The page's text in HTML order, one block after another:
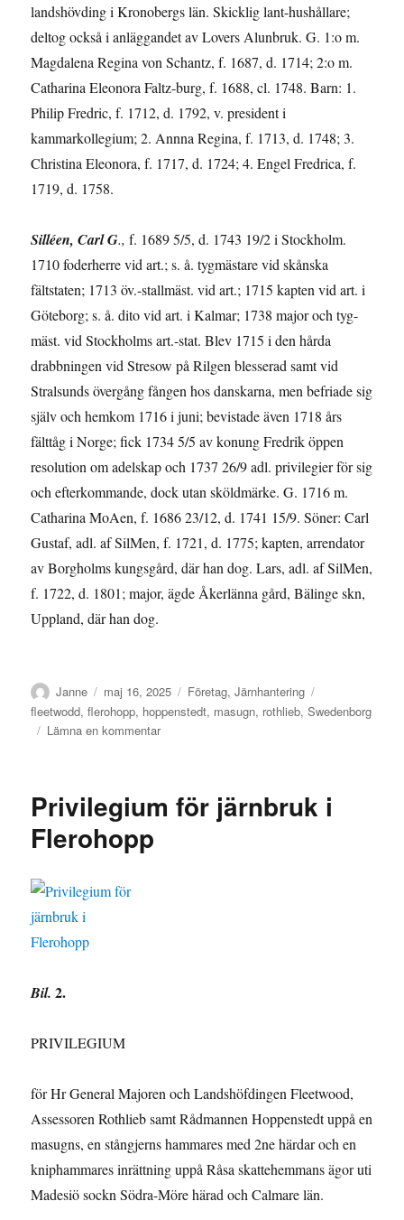
landshövding i Kronobergs län. Skicklig lant-hushållare;
deltog också i anläggandet av Lovers Alunbruk. G. 1:o m.
Magda­lena Regina von Schantz, f. 1687, d. 1714; 2:o m.
Catharina Eleonora Faltz-burg, f. 1688, cl. 1748. Barn: 1.
Philip Fredric, f. 1712, d. 1792, v. president i
kammarkollegium; 2. Annna Regina, f. 1713, d. 1748; 3.
Christina Eleonora, f. 1717, d. 1724; 4. Engel Fredrica, f.
1719, d. 1758.
Silléen, Carl G.,f. 1689 5/5, d. 1743 19/2 i Stockholm.
1710 foderherre vid art.; s. å. tygmästare vid skånska
fältstaten; 1713 öv.-stallmäst. vid art.; 1715 kapten vid art. i
Göteborg; s. å. dito vid art. i Kalmar; 1738 major och tyg-
mäst. vid Stockholms art.-stat. Blev 1715 i den hårda
drabbningen vid Stresow på Rilgen blesserad samt vid
Stralsunds övergång fången hos danskarna, men befriade sig
själv och hemkom 1716 i juni; bevistade även 1718 års
fälttåg i Norge; fick 1734 5/5 av konung Fredrik öppen
resolution om adelskap och 1737 26/9 adl. privilegier för sig
och efterkommande, dock utan sköldmärke. G. 1716 m.
Catharina MoAen, f. 1686 23/12, d. 1741 15/9. Söner: Carl
Gustaf, adl. af SilMen, f. 1721, d. 1775; kapten, arrendator
av Borgholms kungsgård, där han dog. Lars, adl. af SilMen,
f. 1722, d. 1801; major, ägde Åkerlänna gård, Bälinge skn,
Uppland, där han dog.
Författare
Janne
Publicerat
den
maj 16, 2025 Kategorier
Företag,Järnhantering
fleetwodd,flerohopp, hoppenstedt, masugn, rothlieb,Swedenborg
Lämna en kommentartill
Privilegium för järnbruk i
Flerohopp
Bil.2.
PRIVILEGIUM
för Hr General Majoren och Landshöfdingen Fleetwood,
Assessoren Rothlieb samt Rådmannen Hoppenstedt uppå en
masugns, en stångjerns hammares med 2ne härdar och en
kniphammares inrättning uppå Råsa skattehemmans ägor uti
Madesiö sockn Södra-Möre härad och Calmare län.